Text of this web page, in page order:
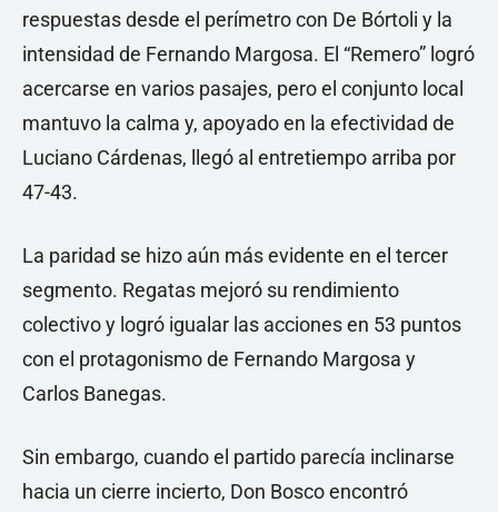
respuestas desde el perímetro con De Bórtoli y la
intensidad de Fernando Margosa. El “Remero” logró
acercarse en varios pasajes, pero el conjunto local
mantuvo la calma y, apoyado en la efectividad de
Luciano Cárdenas, llegó al entretiempo arriba por
47-43.
La paridad se hizo aún más evidente en el tercer
segmento. Regatas mejoró su rendimiento
colectivo y logró igualar las acciones en 53 puntos
con el protagonismo de Fernando Margosa y
Carlos Banegas.
Sin embargo, cuando el partido parecía inclinarse
hacia un cierre incierto, Don Bosco encontró